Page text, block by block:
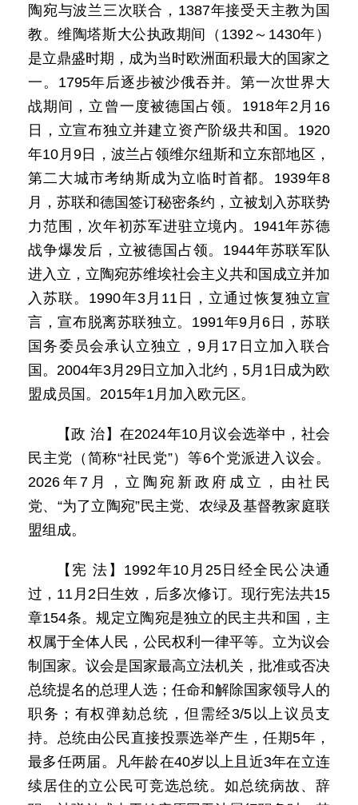
陶宛与波兰三次联合，1387年接受天主教为国
教。维陶塔斯大公执政期间（1392～1430年）
是立鼎盛时期，成为当时欧洲面积最大的国家之
一。1795年后逐步被沙俄吞并。第一次世界大
战期间，立曾一度被德国占领。1918年2月16
日，立宣布独立并建立资产阶级共和国。1920
年10月9日，波兰占领维尔纽斯和立东部地区，
第二大城市考纳斯成为立临时首都。1939年8
月，苏联和德国签订秘密条约，立被划入苏联势
力范围，次年初苏军进驻立境内。1941年苏德
战争爆发后，立被德国占领。1944年苏联军队
进入立，立陶宛苏维埃社会主义共和国成立并加
入苏联。1990年3月11日，立通过恢复独立宣
言，宣布脱离苏联独立。1991年9月6日，苏联
国务委员会承认立独立，9月17日立加入联合
国。2004年3月29日立加入北约，5月1日成为欧
盟成员国。2015年1月加入欧元区。
【政 治】在2024年10月议会选举中，社会
民主党（简称“社民党”）等6个党派进入议会。
2026年7月，立陶宛新政府成立，由社民
党、“为了立陶宛”民主党、农绿及基督教家庭联
盟组成。
【宪 法】1992年10月25日经全民公决通
过，11月2日生效，后多次修订。现行宪法共15
章154条。规定立陶宛是独立的民主共和国，主
权属于全体人民，公民权利一律平等。立为议会
制国家。议会是国家最高立法机关，批准或否决
总统提名的总理人选；任命和解除国家领导人的
职务；有权弹劾总统，但需经3/5以上议员支
持。总统由公民直接投票选举产生，任期5年，
最多任两届。凡年龄在40岁以上且近3年在立连
续居住的立公民可竞选总统。如总统病故、辞